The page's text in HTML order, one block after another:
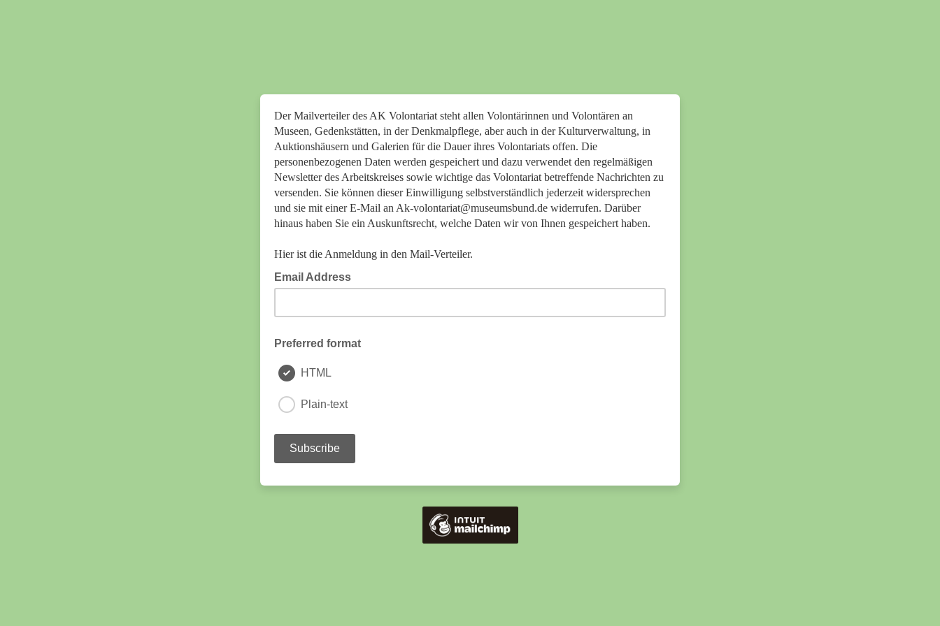
Der Mailverteiler des AK Volontariat steht allen Volontärinnen und Volontären an
Museen, Gedenkstätten, in der Denkmalpflege, aber auch in der Kulturverwaltung, in
Auktionshäusern und Galerien für die Dauer ihres Volontariats offen. Die
personenbezogenen Daten werden gespeichert und dazu verwendet den regelmäßigen
Newsletter des Arbeitskreises sowie wichtige das Volontariat betreffende Nachrichten zu
versenden. Sie können dieser Einwilligung selbstverständlich jederzeit widersprechen
und sie mit einer E-Mail an Ak-volontariat@museumsbund.de widerrufen. Darüber
hinaus haben Sie ein Auskunftsrecht, welche Daten wir von Ihnen gespeichert haben.
Hier ist die Anmeldung in den Mail-Verteiler.
Email Address
Preferred format
HTML
Plain-text